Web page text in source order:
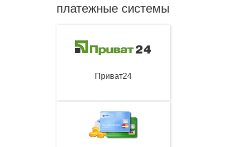
платежные системы
Приват24